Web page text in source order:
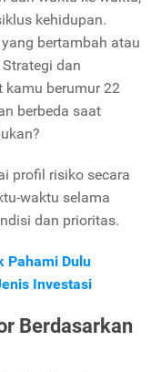
kehidupan.
bertambah atau
dan
berumur 22
berbeda saat
profil risiko secara
waktu selama
dan prioritas.
Pahami Dulu
Investasi
Berdasarkan